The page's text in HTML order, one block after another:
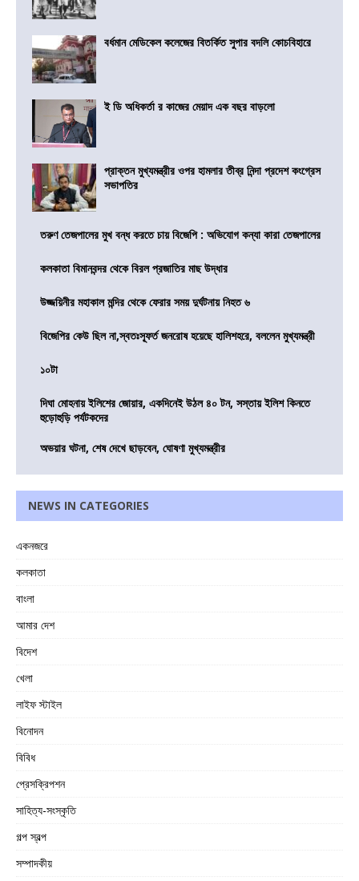
বর্ধমান মেডিকেল কলেজের বিতর্কিত সুপার বদলি কোচবিহারে
ই ডি অধিকর্তা র কাজের মেয়াদ এক বছর বাড়লো
প্রাক্তন মুখ্যমন্ত্রীর ওপর হামলার তীব্র নিন্দা প্রদেশ কংগ্রেস
সভাপতির
তরুণ তেজপালের মুখ বন্ধ করতে চায় বিজেপি : অভিযোগ কন্যা কারা তেজপালের
কলকাতা বিমানবন্দর থেকে বিরল প্রজাতির মাছ উদ্ধার
উজ্জয়িনীর মহাকাল মন্দির থেকে ফেরার সময় দুর্ঘটনায় নিহত ৬
বিজেপির কেউ ছিল না,স্বতঃস্ফূর্ত জনরোষ হয়েছে হালিশহরে, বললেন মুখ্যমন্ত্রী
১০টা
দিঘা মোহনায় ইলিশের জোয়ার, একদিনেই উঠল ৪০ টন, সস্তায় ইলিশ কিনতে
হুড়োহুড়ি পর্যটকদের
অভয়ার ঘটনা, শেষ দেখে ছাড়বেন, ঘোষণা মুখ্যমন্ত্রীর
NEWS IN CATEGORIES
একনজরে
কলকাতা
বাংলা
আমার দেশ
বিদেশ
খেলা
লাইফ স্টাইল
বিনোদন
বিবিধ
প্রেসক্রিপশন
সাহিত্য-সংস্কৃতি
গল্প স্বল্প
সম্পাদকীয়